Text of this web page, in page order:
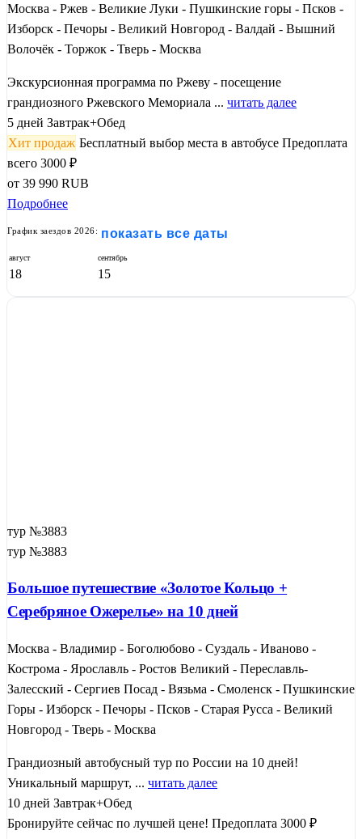
Москва - Ржев - Великие Луки - Пушкинские горы - Псков -
Изборск - Печоры - Великий Новгород - Валдай - Вышний
Волочёк - Торжок - Тверь - Москва
Экскурсионная программа по Ржеву - посещение
грандиозного Ржевского Мемориала ... читать далее
5 дней Завтрак+Обед
Хит продаж Бесплатный выбор места в автобусе Предоплата
всего 3000 ₽
от 39 990 RUB
Подробнее
График заездов 2026: показать все даты
август
18
сентябрь
15
тур №3883
тур №3883
Большое путешествие «Золотое Кольцо +
Серебряное Ожерелье» на 10 дней
Москва - Владимир - Боголюбово - Суздаль - Иваново -
Кострома - Ярославль - Ростов Великий - Переславль-
Залесский - Сергиев Посад - Вязьма - Смоленск - Пушкинские
Горы - Изборск - Печоры - Псков - Старая Русса - Великий
Новгород - Тверь - Москва
Грандиозный автобусный тур по России на 10 дней!
Уникальный маршрут, ... читать далее
10 дней Завтрак+Обед
Бронируйте сейчас по лучшей цене! Предоплата 3000 ₽